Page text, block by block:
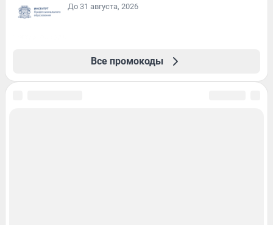
До 31 августа, 2026
Все промокоды